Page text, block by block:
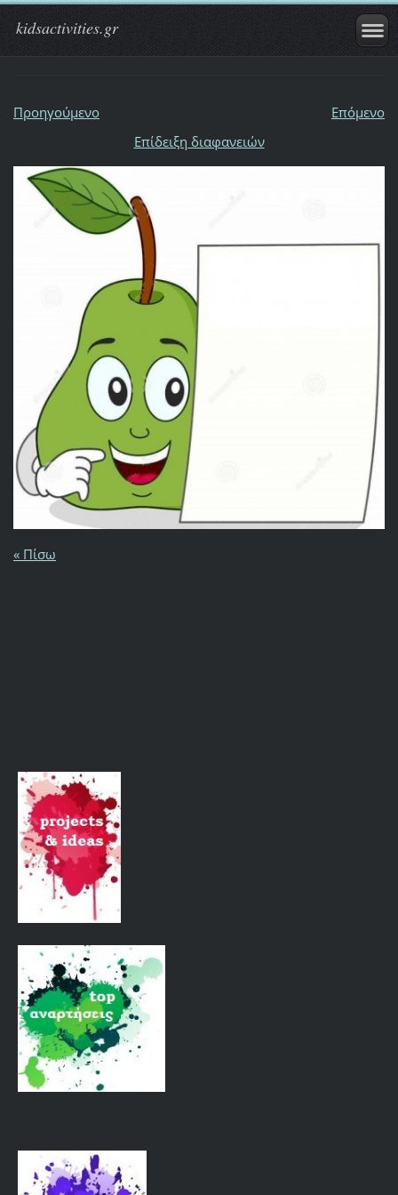
kidsactivities.gr
Προηγούμενο
Επόμενο
Επίδειξη διαφανειών
« Πίσω